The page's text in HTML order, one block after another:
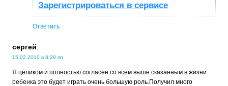
Зарегистрироваться в сервисе
Ответить
сергей:
15.02.2010 в 8:29 пп
Я целиком и полностью согласен со всем выше сказанным в жизни
ребенка это будет играть очень большую роль.Получил много